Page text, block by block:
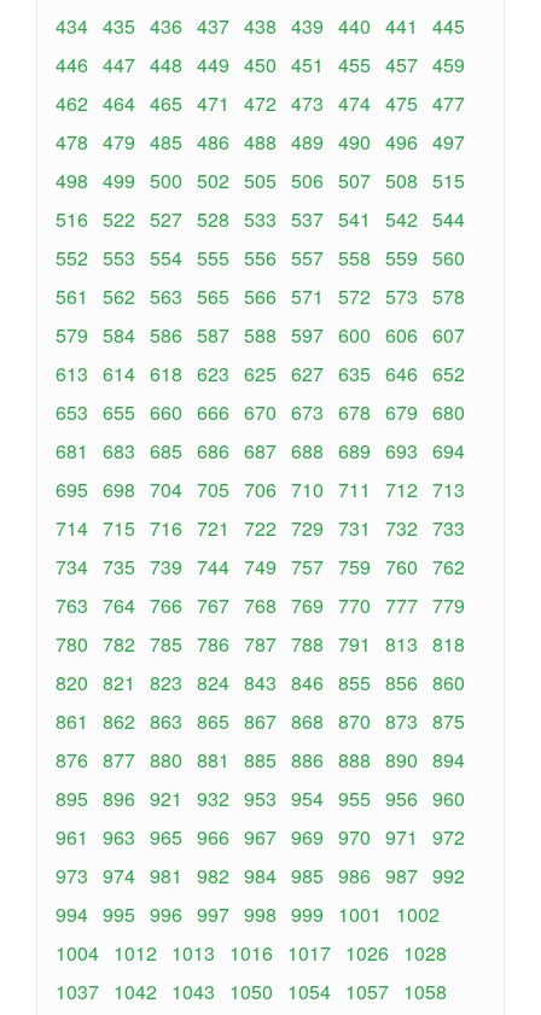
434 435 436 437 438 439 440 441
445
446 447 448 449 450 451 455 457 459
462 464 465 471 472 473 474 475 477
478 479 485 486 488 489 490 496 497
498 499 500 502 505 506 507 508 515
516 522 527 528 533 537 541 542 544
552 553 554 555 556 557 558 559 560
561
562 563 565 566 571 572 573 578
579 584 586 587 588 597 600 606 607
613 614 618 623 625 627 635 646 652
653 655 660 666 670 673 678 679 680
681
683 685 686 687 688 689 693 694
695 698 704 705 706 710 711 712 713
714 715 716 721 722 729 731 732 733
734 735 739 744 749 757 759 760 762
763 764 766 767 768 769 770 777 779
780 782 785 786 787 788 791 813 818
820 821 823 824 843 846 855 856 860
861
862 863 865 867 868 870 873 875
876 877 880 881 885 886 888 890 894
895 896 921 932 953 954 955 956 960
961
963 965 966 967 969 970 971
972
973 974 981 982 984 985 986 987 992
994 995 996 997 998 999 1001
1002
1004 1012 1013 1016 1017 1026 1028
1037 1042 1043 1050 1054 1057 1058